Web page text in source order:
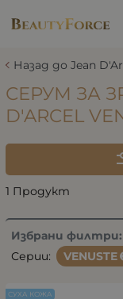
Назад до Jean
СЕРУМ ЗА
D'ARCEL
1 Продукт
Избрани филтри:
Серии:
VENUSTE
СУХА КОЖА